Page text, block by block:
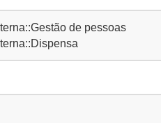
de pessoas